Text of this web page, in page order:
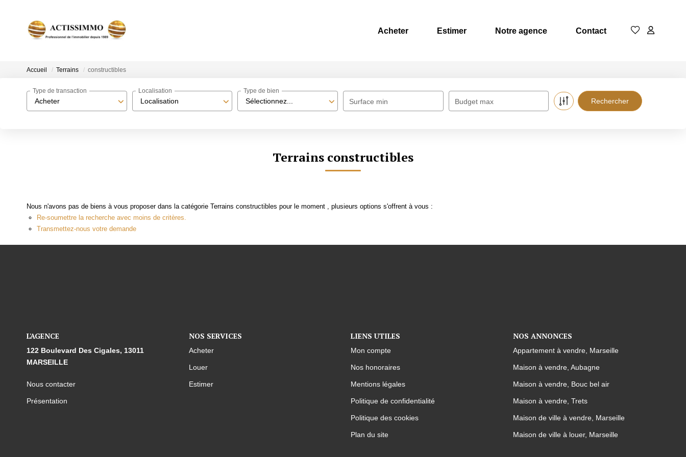
Acheter Estimer Notre agence Contact
Accueil Terrains constructibles
Acheter
Type de transaction
Localisation
Localisation
Sélectionnez...
Type de bien
Surface min Budget max
Terrains constructibles
Nous n'avons pas de biens à vous proposer dans la catégorie Terrains constructibles pour le moment , plusieurs options s'offrent à vous :
Re-soumettre la recherche avec moins de critères.
Transmettez-nous votre demande
L'AGENCE
122 Boulevard Des Cigales, 13011
MARSEILLE
Nous contacter
Présentation
NOS SERVICES
Acheter
Louer
Estimer
LIENS UTILES
Mon compte
Nos honoraires
Mentions légales
Politique de confidentialité
Politique des cookies
Plan du site
NOS ANNONCES
Appartement à vendre, Marseille
Maison à vendre, Aubagne
Maison à vendre, Bouc bel air
Maison à vendre, Trets
Maison de ville à vendre, Marseille
Maison de ville à louer, Marseille